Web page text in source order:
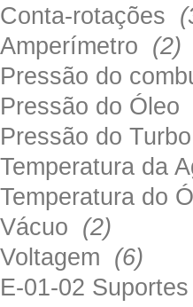
Conta-rotações
Amperímetro (2)
Pressão do
Pressão do Óleo
Pressão do Turbo
Temperatura da
Temperatura do
Vácuo (2)
Voltagem (6)
E-01-02